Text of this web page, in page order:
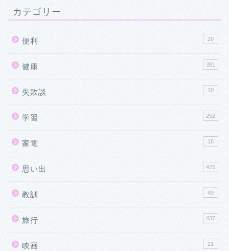
カテゴリー
便利 20
健康 381
失敗談 10
学習 252
家電 16
思い出 475
教訓 49
旅行 437
映画 21